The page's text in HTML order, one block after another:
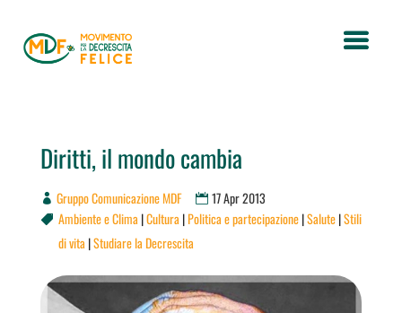
Diritti, il mondo cambia
Gruppo Comunicazione MDF 17 Apr 2013
 Ambiente e Clima |Cultura |Politica e partecipazione|Salute|Stili
di vita |Studiare la Decrescita